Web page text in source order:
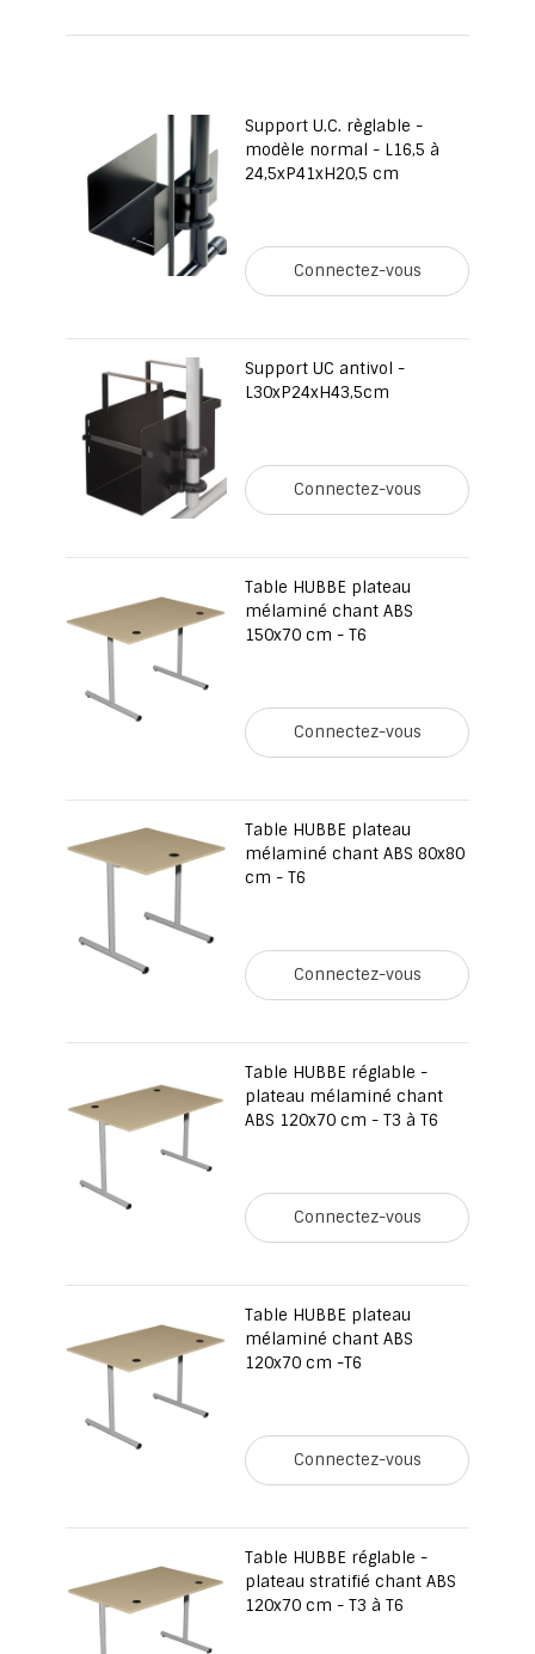
Support U.C. règlable -
modèle normal - L16,5 à
24,5xP41xH20,5 cm
Connectez-vous
Support UC antivol -
L30xP24xH43,5cm
Connectez-vous
Table HUBBE plateau
mélaminé chant ABS
150x70 cm - T6
Connectez-vous
Table HUBBE plateau
mélaminé chant ABS 80x80
cm - T6
Connectez-vous
Table HUBBE réglable -
plateau mélaminé chant
ABS 120x70 cm - T3 à T6
Connectez-vous
Table HUBBE plateau
mélaminé chant ABS
120x70 cm -T6
Connectez-vous
Table HUBBE réglable -
plateau stratifié chant ABS
120x70 cm - T3 à T6